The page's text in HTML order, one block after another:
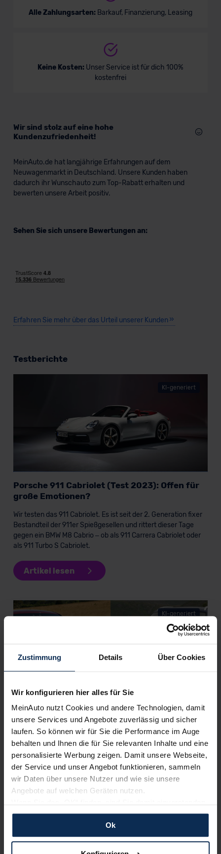
Zustimmung Details Über Cookies
Wir konfigurieren hier alles für Sie
MeinAuto nutzt Cookies und andere Technologien, damit
unsere Services und Angebote zuverlässig und sicher
laufen. So können wir für Sie die Performance im Auge
behalten und Ihnen die für Sie relevanten Inhalte und eine
personalisierte Werbung zeigen. Damit unsere Webseite,
der Service und unser Angebot funktionieren, sammeln
wir Daten über unsere Nutzer und wie sie unsere
Angebote auf welchen Geräten nutzen.
und erlauben uns Cookies für unseren Service zu
verwenden und diese Daten an Dritte weiterzugeben,
etwa an unsere Marketingpartner. Falls Sie dem nicht
zustimmen möchten, beschränken wir uns auf die
Ok
Alle Zahlungsarten: Barkauf, Finanzierung, Leasing
Keine Kosten: Unser Service ist für dich 100%
kostenfrei
Wir sind stolz auf eine hohe
Kundenzufriedenheit!
MeinAuto.de hat langjährige Erfahrungen auf dem
Neuwagenmarkt in Deutschland. Unsere Kunden haben
dadurch ihr Wunschauto zum Top-Rabatt erhalten und
bewerten unsere Arbeit positiv.
Sehen Sie sich unsere Bewertungen an:
Erfahren Sie mehr über das Urteil unserer Kunden
Testberichte
KI-generiert
Porsche 911 Cabriolet (Test 2023): Offen für
große Emotionen?
Wir testen das 911 Cabriolet. Es ist seit der 2. Generation fixer
Bestandteil der 911er Spießgesellen und rittert dieser Tage
gegen ein BMW M8 Cabrio – ob als 911 Carrera Cabriolet oder
als 911 Turbo S Cabriolet.
Artikel lesen
KI-generiert
BMW X4 vs. Porsche Macan 2022: Wer gewinnt das
Duell der Sport-SUV-Coupes?
Weitere Artikel im Automagazin
zum Automagazin
Nachrichten
KI-generiert